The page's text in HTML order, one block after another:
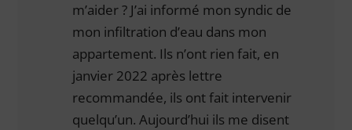
m’aider ? J’ai informé mon syndic de
mon infiltration d’eau dans mon
appartement. Ils n’ont rien fait, en
janvier 2022 après lettre
recommandée, ils ont fait intervenir
quelqu’un. Aujourd’hui ils me disent